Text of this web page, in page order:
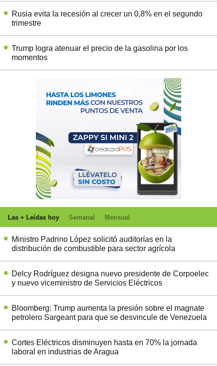
Rusia evita la recesión al crecer un 0,8% en el segundo
trimestre
Trump logra atenuar el precio de la gasolina por los
momentos
Las + Leídas hoy Semanal Mensual
Ministro Padrino López solicitó auditorías en la
distribución de combustible para sector agrícola
Delcy Rodríguez designa nuevo presidente de Corpoelec
y nuevo viceministro de Servicios Eléctricos
Bloomberg: Trump aumenta la presión sobre el magnate
petrolero Sargeant para que se desvincule de Venezuela
Cortes Eléctricos disminuyen hasta en 70% la jornada
laboral en industrias de Aragua